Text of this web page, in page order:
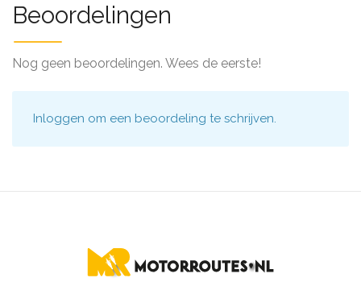
Beoordelingen
Nog geen beoordelingen. Wees de eerste!
Inloggen om een beoordeling te schrijven.